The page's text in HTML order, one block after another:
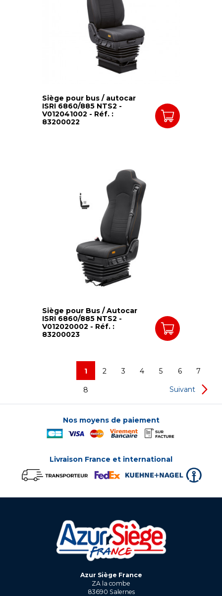
Siège pour bus / autocar
ISRI 6860/885 NTS2 -
V012041002 - Réf. :
83200022
Siège pour Bus / Autocar
ISRI 6860/885 NTS2 -
V012020002 - Réf. :
83200023
1 2 3 4 5 6 7
8 Suivant
Nos moyens de paiement
Livraison France et international
Azur Siège France
ZA la combe
83690 Salernes